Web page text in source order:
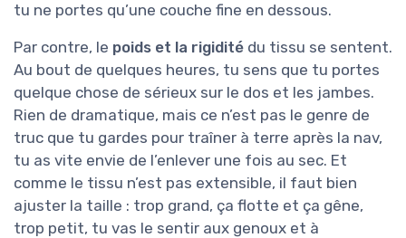
tu ne portes qu’une couche fine en dessous.
Par contre, le poids et la rigidité du tissu se sentent.
Au bout de quelques heures, tu sens que tu portes
quelque chose de sérieux sur le dos et les jambes.
Rien de dramatique, mais ce n’est pas le genre de
truc que tu gardes pour traîner à terre après la nav,
tu as vite envie de l’enlever une fois au sec. Et
comme le tissu n’est pas extensible, il faut bien
ajuster la taille : trop grand, ça flotte et ça gêne,
trop petit, tu vas le sentir aux genoux et à